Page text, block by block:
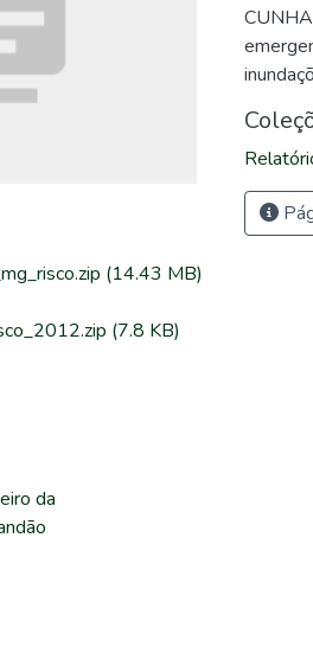
(14.43 MB)
(7.8 KB)
da